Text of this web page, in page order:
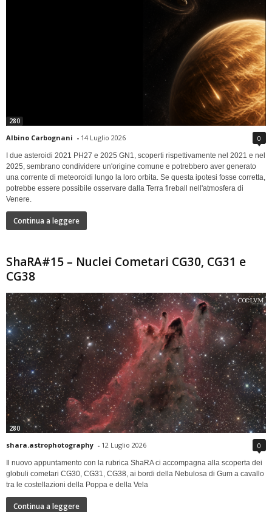
280
Albino Carbognani - 14 Luglio 2026 0
I due asteroidi 2021 PH27 e 2025 GN1, scoperti rispettivamente nel 2021 e nel
2025, sembrano condividere un'origine comune e potrebbero aver generato
una corrente di meteoroidi lungo la loro orbita. Se questa ipotesi fosse corretta,
potrebbe essere possibile osservare dalla Terra fireball nell'atmosfera di
Venere.
Continua a leggere
ShaRA#15 – Nuclei Cometari CG30, CG31 e
CG38
280
shara.astrophotography - 12 Luglio 2026 0
Il nuovo appuntamento con la rubrica ShaRA ci accompagna alla scoperta dei
globuli cometari CG30, CG31, CG38, ai bordi della Nebulosa di Gum a cavallo
tra le costellazioni della Poppa e della Vela
Continua a leggere